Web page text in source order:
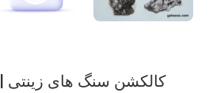
کالکشن سنگ های زینتی | code:p0014